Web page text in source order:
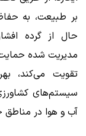
بر طبیعت، به
حال از گرده
مدیریت شده
تقویت می‌کند،
سیستم‌های
آب و هوا در